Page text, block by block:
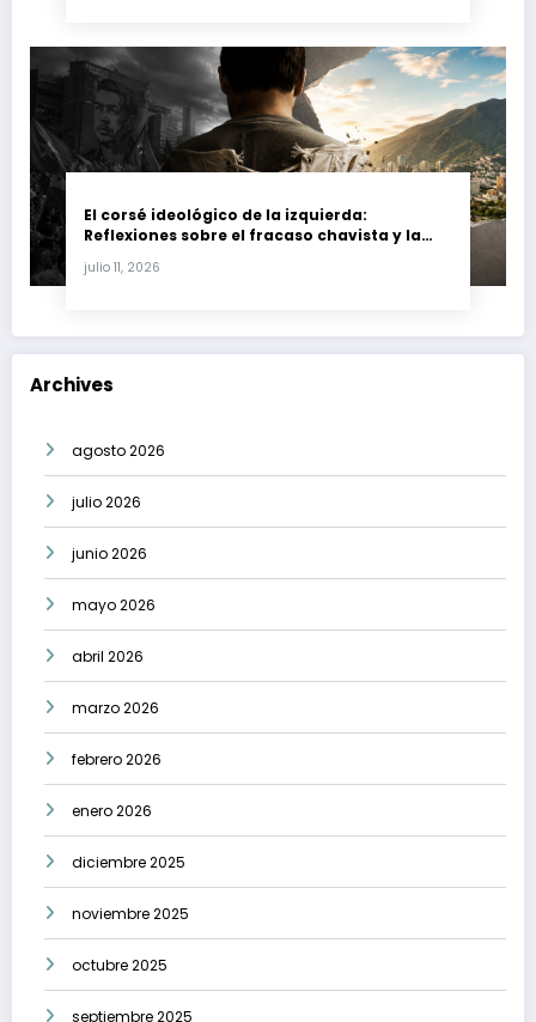
El corsé ideológico de la izquierda:
Reflexiones sobre el fracaso chavista y la
julio 11, 2026
Archives
agosto 2026
julio 2026
junio 2026
mayo 2026
abril 2026
marzo 2026
febrero 2026
enero 2026
diciembre 2025
noviembre 2025
octubre 2025
septiembre 2025